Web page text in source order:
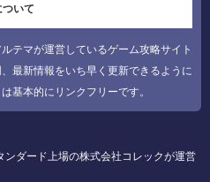
いて
テマが運営しているゲーム攻略サイト
最新情報をいち早く更新できるように
基本的にリンクフリーです。
ンダード上場の株式会社コレックが運営